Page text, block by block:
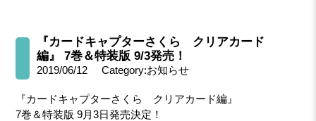
『カードキャプターさくら クリアカード
編』 7巻＆特装版 9/3発売！
2019/06/12 Category:お知らせ
『カードキャプターさくら クリアカード編』
7巻＆特装版 9月3日発売決定！